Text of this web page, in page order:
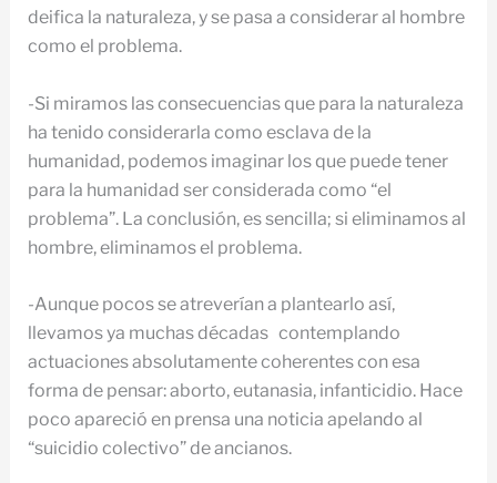
deifica la naturaleza, y se pasa a considerar al hombre
como el problema.
-Si miramos las consecuencias que para la naturaleza
ha tenido considerarla como esclava de la
humanidad, podemos imaginar los que puede tener
para la humanidad ser considerada como “el
problema”. La conclusión, es sencilla; si eliminamos al
hombre, eliminamos el problema.
-Aunque pocos se atreverían a plantearlo así,
llevamos ya muchas décadas contemplando
actuaciones absolutamente coherentes con esa
forma de pensar: aborto, eutanasia, infanticidio. Hace
poco apareció en prensa una noticia apelando al
“suicidio colectivo” de ancianos.